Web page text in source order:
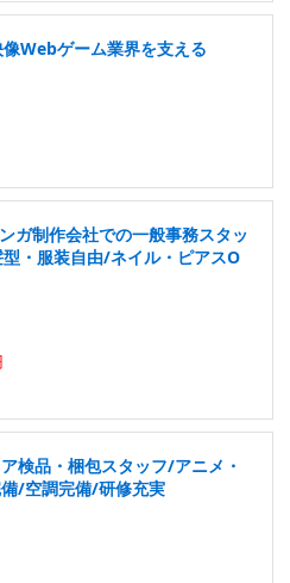
Webゲーム業界を支える
ガ制作会社での一般事務スタッ
・服装自由/ネイル・ピアスO
検品・梱包スタッフ/アニメ・
/空調完備/研修充実